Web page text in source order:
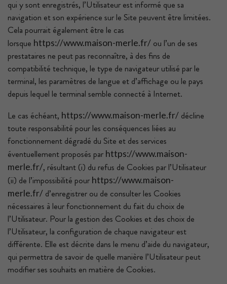
qui y sont enregistrés, l’Utilisateur est informé que sa
navigation et son expérience sur le Site peuvent être limitées.
Cela pourrait également être le cas
lorsque https://www.maison-merle.fr/ ou l’un de ses
prestataires ne peut pas reconnaître, à des fins de
compatibilité technique, le type de navigateur utilisé par le
terminal, les paramètres de langue et d’affichage ou le pays
depuis lequel le terminal semble connecté à Internet.
Le cas échéant, https://www.maison-merle.fr/ décline
toute responsabilité pour les conséquences liées au
fonctionnement dégradé du Site et des services
éventuellement proposés par https://www.maison-
merle.fr/, résultant (i) du refus de Cookies par l’Utilisateur
(ii) de l’impossibilité pour https://www.maison-
merle.fr/ d’enregistrer ou de consulter les Cookies
nécessaires à leur fonctionnement du fait du choix de
l’Utilisateur. Pour la gestion des Cookies et des choix de
l’Utilisateur, la configuration de chaque navigateur est
différente. Elle est décrite dans le menu d’aide du navigateur,
qui permettra de savoir de quelle manière l’Utilisateur peut
modifier ses souhaits en matière de Cookies.